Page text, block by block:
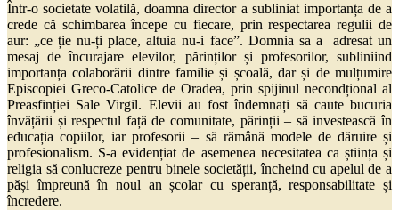
Într-o societate volatilă, doamna director a subliniat importanța de a
crede că schimbarea începe cu fiecare, prin respectarea regulii de
aur: „ce ție nu-ți place, altuia nu-i face”. Domnia sa a adresat un
mesaj de încurajare elevilor, părinților și profesorilor, subliniind
importanța colaborării dintre familie și școală, dar și de mulțumire
Episcopiei Greco-Catolice de Oradea, prin spijinul necondțional al
Preasfinției Sale Virgil. Elevii au fost îndemnați să caute bucuria
învățării și respectul față de comunitate, părinții – să investească în
educația copiilor, iar profesorii – să rămână modele de dăruire și
profesionalism. S-a evidențiat de asemenea necesitatea ca știința și
religia să conlucreze pentru binele societății, încheind cu apelul de a
păși împreună în noul an școlar cu speranță, responsabilitate și
încredere.